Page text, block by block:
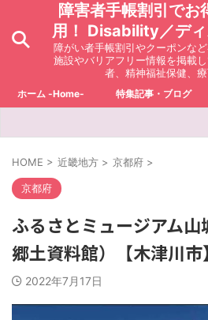
障害者手帳割引でお
用！ Disability／ディ
障がい者手帳割引やクーポンな
施設やバリアフリー情報を掲載
者、精神福祉保健、療
ホーム -Home- 特集記事・ブログ
HOME > 近畿地方 > 京都府 >
京都府
ふるさとミュージアム
郷土資料館）【木津川市】
2022年7月17日